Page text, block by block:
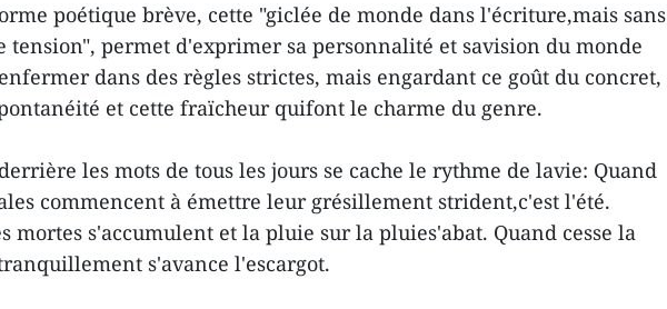
poétique brève, cette "giclée de monde dans l'écriture,mais sans
tension", permet d'exprimer sa personnalité et savision du monde
dans des règles strictes, mais engardant ce goût du concret,
et cette fraïcheur quifont le charme du genre.
les mots de tous les jours se cache le rythme de lavie: Quand
commencent à émettre leur grésillement strident,c'est l'été.
mortes s'accumulent et la pluie sur la pluies'abat. Quand cesse la
s'avance l'escargot.